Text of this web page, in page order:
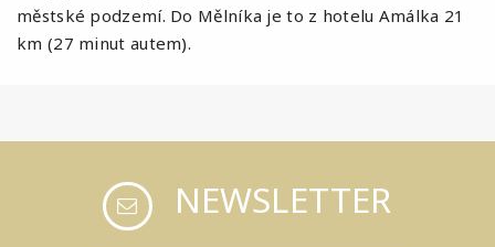
městské podzemí. Do Mělníka je to z hotelu Amálka 21
km (27 minut autem).
NEWSLETTER